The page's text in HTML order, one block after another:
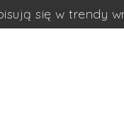
się w trendy
bez dużych